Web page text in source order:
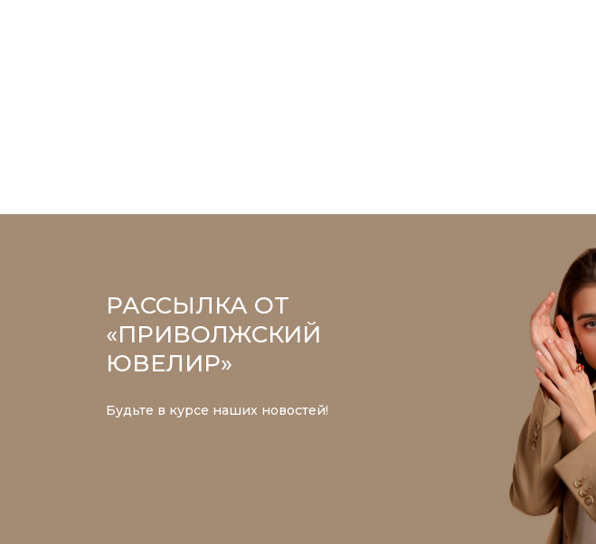
РАССЫЛКА ОТ
«ПРИВОЛЖСКИЙ
ЮВЕЛИР»
Будьте в курсе наших новостей!